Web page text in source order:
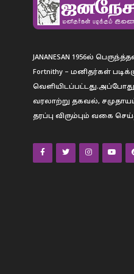
JANANESAN 1956ல்
Fortnithy – மனிதர்கள்
வரலாற்று தகவல்,
தரப்பு விரும்பும் வகை